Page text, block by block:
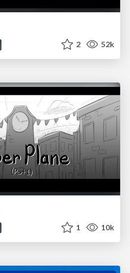
2 52k
1 10k